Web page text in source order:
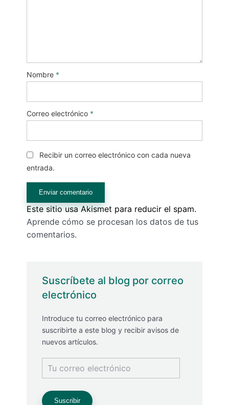
Suscríbete al blog por correo
electrónico
Introduce tu correo electrónico para
suscribirte a este blog y recibir avisos de
nuevos artículos.
Tu
correo
electrónico
Suscribir
Nombre *
Correo electrónico *
Recibir un correo electrónico con cada nueva
entrada.
Este sitio usa Akismet para reducir el spam.
Aprende cómo se procesan los datos de tus
comentarios.